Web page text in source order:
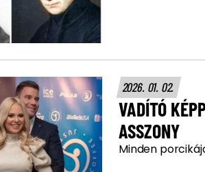
2026. 01. 02.
VADÍTÓ
ASSZONY
Minden